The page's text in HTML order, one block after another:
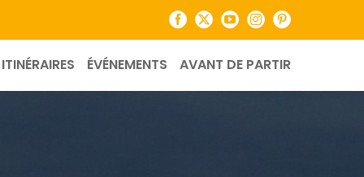
Facebook
X YouTubeInstagramPinterest
ÉVÉNEMENTS AVANT DE PARTIR